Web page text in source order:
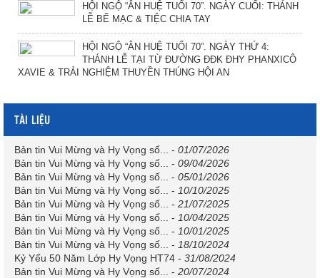
HỘI NGỘ “ÂN HUỆ TUỔI 70”. NGÀY CUỐI: THÁNH
LỄ BẾ MẠC & TIỆC CHIA TAY
HỘI NGỘ “ÂN HUỆ TUỔI 70”. NGÀY THỨ 4:
THÁNH LỄ TẠI TỪ ĐƯỜNG ĐĐK ĐHY PHANXICÔ
XAVIE & TRẢI NGHIỆM THUYỀN THÚNG HỘI AN
TÀI LIỆU
Bản tin Vui Mừng và Hy Vọng số... - 01/07/2026
Bản tin Vui Mừng và Hy Vọng số...
- 09/04/2026
Bản tin Vui Mừng và Hy Vọng số...
- 05/01/2026
Bản tin Vui Mừng và Hy Vọng số...
- 10/10/2025
Bản tin Vui Mừng và Hy Vọng số...
- 21/07/2025
Bản tin Vui Mừng và Hy Vọng số...
- 10/04/2025
Bản tin Vui Mừng và Hy Vọng số...
- 10/01/2025
Bản tin Vui Mừng và Hy Vọng số...
- 18/10/2024
Kỷ Yếu 50 Năm Lớp Hy Vọng HT74 - 31/08/2024
Bản tin Vui Mừng và Hy Vọng số...
- 20/07/2024